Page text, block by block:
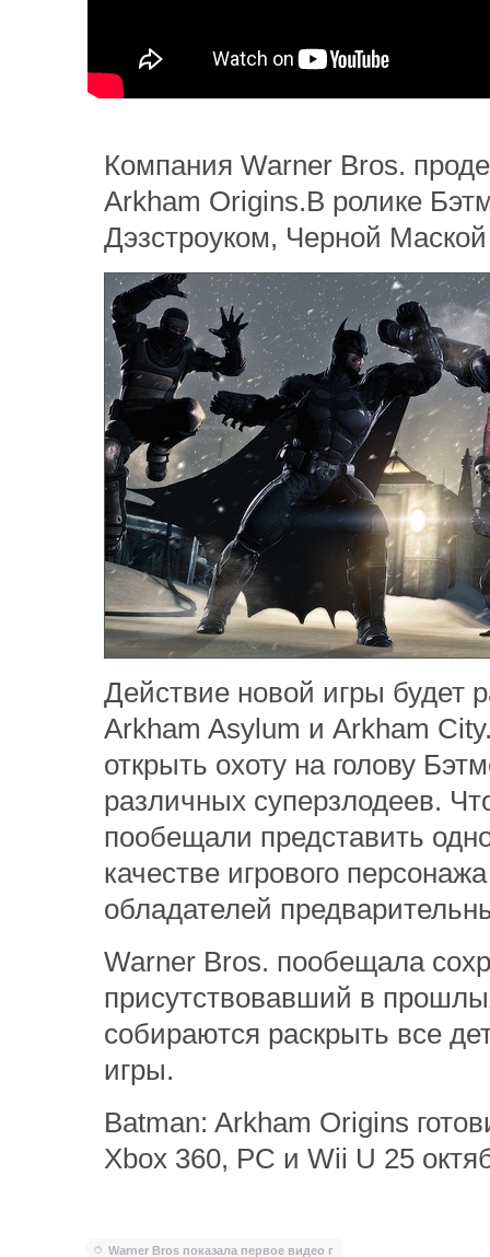
Компания Warner Bros.
Arkham Origins.В ролике
Дэзстроуком, Черной
Действие новой игры будет
Arkham Asylum и Arkham
открыть охоту на голову
различных суперзлодеев.
пообещали представить
качестве игрового
обладателей
Warner Bros. пообещала
присутствовавший в
собираются раскрыть все
игры.
Batman: Arkham Origins
Xbox 360, PC и Wii U 25
Warner Bros показала первое видео г